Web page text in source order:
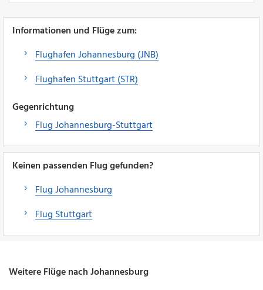
Informationen und Flüge zum:
Flughafen Johannesburg (JNB)
Flughafen Stuttgart (STR)
Gegenrichtung
Flug Johannesburg-Stuttgart
Keinen passenden Flug gefunden?
Flug Johannesburg
Flug Stuttgart
Weitere Flüge nach Johannesburg